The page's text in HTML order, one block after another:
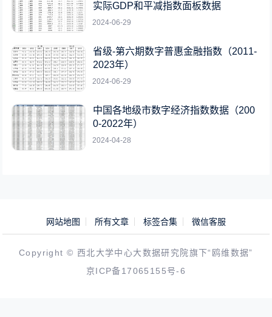
实际GDP和平减指数面板数据
2024-06-29
省级-第六期数字普惠金融指数（2011-
2023年）
2024-06-29
中国各地级市数字经济指数数据（200
0-2022年）
2024-04-28
网站地图 所有文章 标签合集 微信客服
Copyright © 西北大学中心大数据研究院旗下“鸥维数据”
京ICP备17065155号-6